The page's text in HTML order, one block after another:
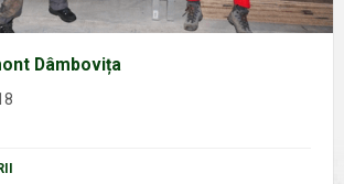
Dâmbovița